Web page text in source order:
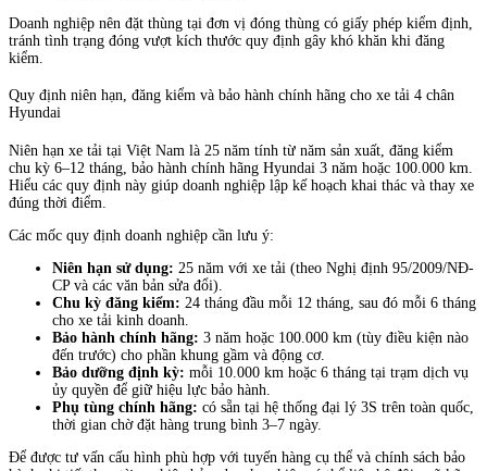
Doanh nghiệp nên đặt thùng tại đơn vị đóng thùng có giấy phép kiểm định,
tránh tình trạng đóng vượt kích thước quy định gây khó khăn khi đăng
kiểm.
Quy định niên hạn, đăng kiểm và bảo hành chính hãng cho xe tải 4 chân
Hyundai
Niên hạn xe tải tại Việt Nam là 25 năm tính từ năm sản xuất, đăng kiểm
chu kỳ 6–12 tháng, bảo hành chính hãng Hyundai 3 năm hoặc 100.000 km.
Hiểu các quy định này giúp doanh nghiệp lập kế hoạch khai thác và thay xe
đúng thời điểm.
Các mốc quy định doanh nghiệp cần lưu ý:
Niên hạn sử dụng: 25 năm với xe tải (theo Nghị định 95/2009/NĐ-
CP và các văn bản sửa đổi).
Chu kỳ đăng kiểm: 24 tháng đầu mỗi 12 tháng, sau đó mỗi 6 tháng
cho xe tải kinh doanh.
Bảo hành chính hãng: 3 năm hoặc 100.000 km (tùy điều kiện nào
đến trước) cho phần khung gầm và động cơ.
Bảo dưỡng định kỳ: mỗi 10.000 km hoặc 6 tháng tại trạm dịch vụ
ủy quyền để giữ hiệu lực bảo hành.
Phụ tùng chính hãng: có sẵn tại hệ thống đại lý 3S trên toàn quốc,
thời gian chờ đặt hàng trung bình 3–7 ngày.
Để được tư vấn cấu hình phù hợp với tuyến hàng cụ thể và chính sách bảo